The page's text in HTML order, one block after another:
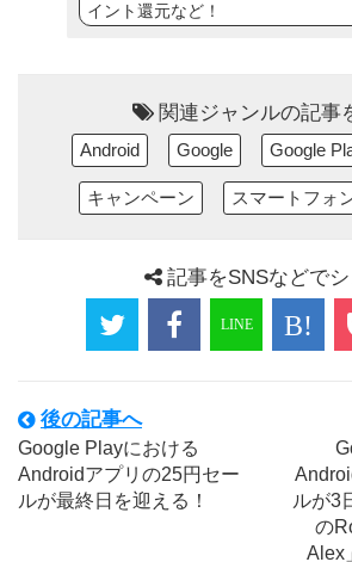
イント還元など！
関連ジャンルの記事
Android Google Google
キャンペーン スマートフォ
記事をSNSなどで
後の記事へ
Google Playにおける
Androidアプリの25円セー
ルが最終日を迎える！
ルが3
の
Alex